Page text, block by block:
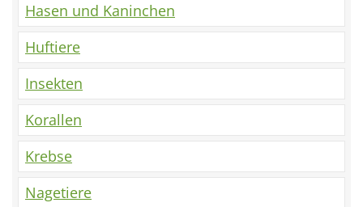
Hasen und Kaninchen
Huftiere
Insekten
Korallen
Krebse
Nagetiere